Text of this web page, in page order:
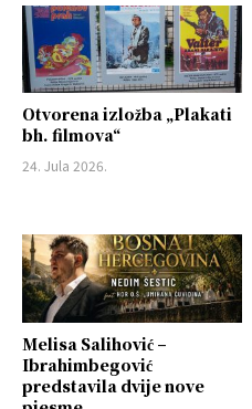
Otvorena izložba „Plakati
bh. filmova“
24. Jula 2026.
Melisa Salihović –
Ibrahimbegović
predstavila dvije nove